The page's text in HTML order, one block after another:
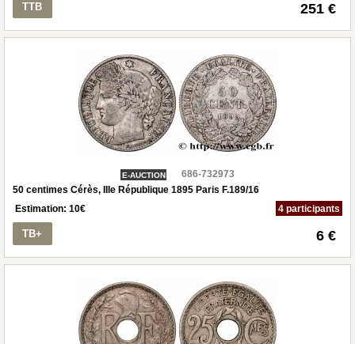
TTB 251 €
E-AUCTION
686-732973
50 centimes Cérès, IIIe République 1895 Paris F.189/16
Estimation: 10€ 4 participants
TB+ 6 €